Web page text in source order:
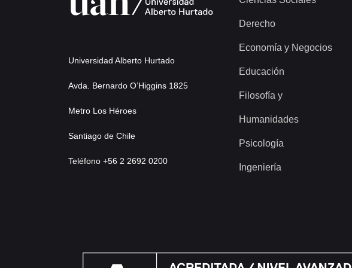
Universidad Alberto Hurtado
Avda. Bernardo O’Higgins 1825
Metro Los Héroes
Santiago de Chile
Teléfono +56 2 2692 0200
Derecho
Economía y Negocios
Educación
Filosofía y
Humanidades
Psicología
Ingeniería